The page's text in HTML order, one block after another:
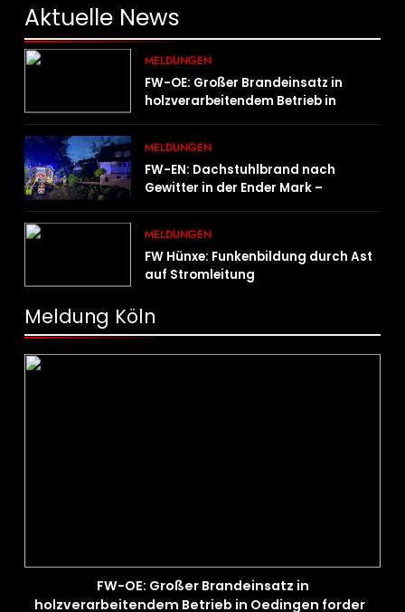
Aktuelle News
MELDUNGEN
FW-OE: Großer Brandeinsatz in
holzverarbeitendem Betrieb in
MELDUNGEN
FW-EN: Dachstuhlbrand nach
Gewitter in der Ender Mark –
MELDUNGEN
FW Hünxe: Funkenbildung durch Ast
auf Stromleitung
Meldung Köln
FW-OE: Großer Brandeinsatz in
holzverarbeitendem Betrieb in Oedingen fordert